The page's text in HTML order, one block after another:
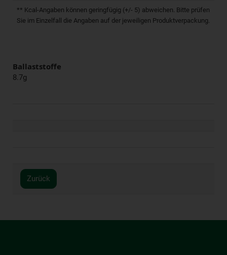
** Kcal-Angaben können geringfügig (+/- 5) abweichen. Bitte prüfen
Sie im Einzelfall die Angaben auf der jeweiligen Produktverpackung.
Ballaststoffe
8.7g
Zurück